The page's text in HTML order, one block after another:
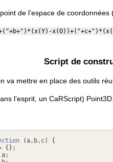
de l’espace de
Script de
va mettre en place des outils
l’esprit, un CaRScript)
(a,b,c) {
{};
a;